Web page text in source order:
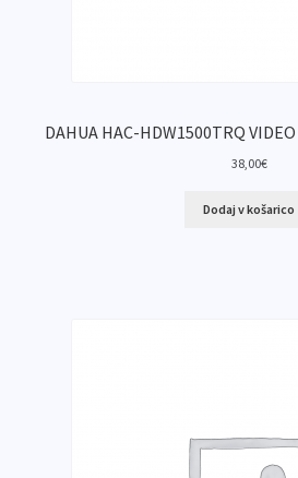
DAHUA HAC-HDW1500TRQ
38,00€
Dodaj v košarico